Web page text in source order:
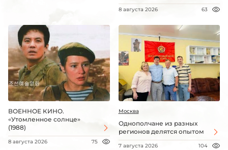
8 августа 2026 63
ВОЕННОЕ КИНО.
«Утомленное солнце»
(1988)
8 августа 2026 75
Москва
Однополчане из разных
регионов делятся опытом
7 августа 2026 104